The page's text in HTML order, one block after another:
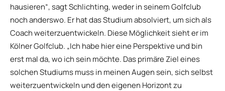
hausieren“, sagt Schlichting, weder in seinem Golfclub
noch anderswo. Er hat das Studium absolviert, um sich als
Coach weiterzuentwickeln. Diese Möglichkeit sieht er im
Kölner Golfclub. „Ich habe hier eine Perspektive und bin
erst mal da, wo ich sein möchte. Das primäre Ziel eines
solchen Studiums muss in meinen Augen sein, sich selbst
weiterzuentwickeln und den eigenen Horizont zu